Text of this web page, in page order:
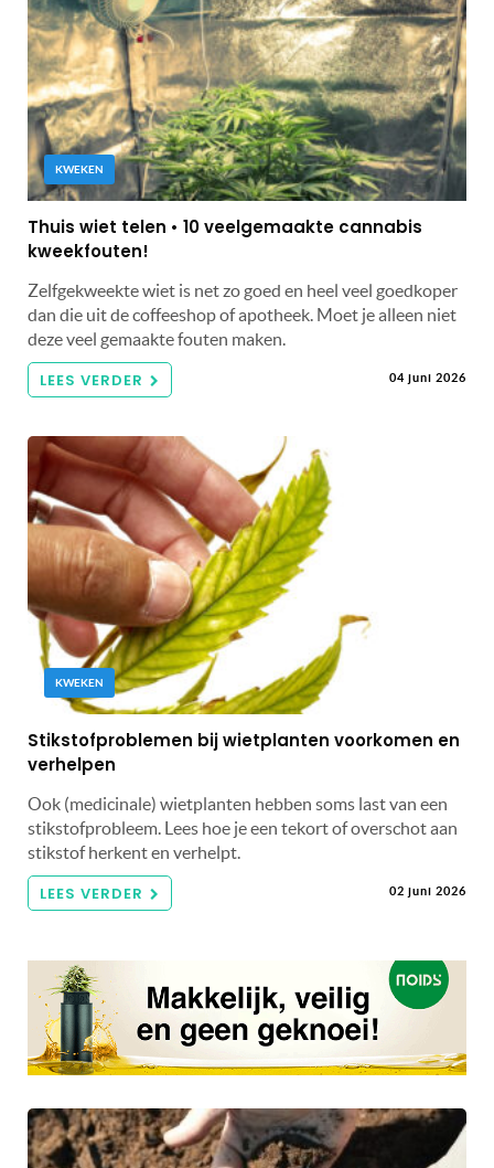
KWEKEN
Thuis wiet telen • 10 veelgemaakte cannabis
kweekfouten!
Zelfgekweekte wiet is net zo goed en heel veel goedkoper
dan die uit de coffeeshop of apotheek. Moet je alleen niet
deze veel gemaakte fouten maken.
LEES VERDER 04 juni 2026
KWEKEN
Stikstofproblemen bij wietplanten voorkomen en
verhelpen
Ook (medicinale) wietplanten hebben soms last van een
stikstofprobleem. Lees hoe je een tekort of overschot aan
stikstof herkent en verhelpt.
LEES VERDER 02 juni 2026